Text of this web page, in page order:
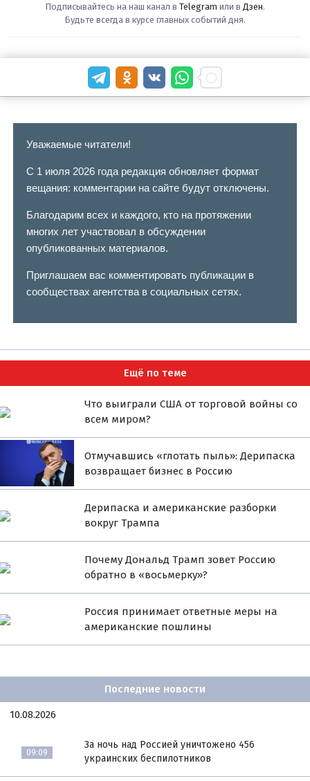
Подписывайтесь на наш канал в Telegram или в Дзен.
Будьте всегда в курсе главных событий дня.
Уважаемые читатели!
С 1 июля 2026 года редакция обновляет формат
вещания: комментарии на сайте будут отключены.
Благодарим всех и каждого, кто на протяжении
многих лет участвовал в обсуждении
опубликованных материалов.
Приглашаем вас комментировать публикации в
сообществах агентства в социальных сетях.
Ещё по теме
Что выиграли США от торговой войны со
всем миром?
Отмучавшись «глотать пыль»: Дерипаска
возвращает бизнес в Россию
Дерипаска и американские разборки
вокруг Трампа
Почему Дональд Трамп зовет Россию
обратно в «восьмерку»?
Россия принимает ответные меры на
американские пошлины
Последние новости
10.08.2026
09:09
За ночь над Россией уничтожено 456
украинских беспилотников